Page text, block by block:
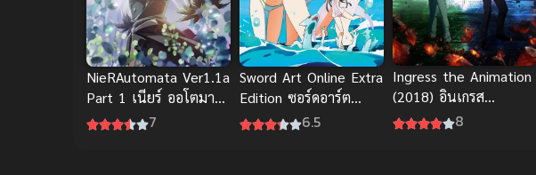
NieRAutomata Ver1.1a
Part 1 เนียร์ ออโตมาต้า
ภาค 1
7
Sword Art Online Extra
Edition ซอร์ดอาร์ต
ออนไลน์ เอ็กซ์ตรา อิดิ
6.5
Ingress the Animation
(2018) อินเกรส
พลังงานผ่ามิติ
8